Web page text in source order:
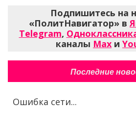
Подпишитесь на
«ПолитНавигатор» в
Telegram,
каналы Max и
Последние
Ошибка сети...